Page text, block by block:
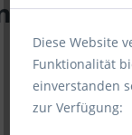
20 x 0,33l
Diese Website
Funktionalität
einverstanden
zur Verfügung: